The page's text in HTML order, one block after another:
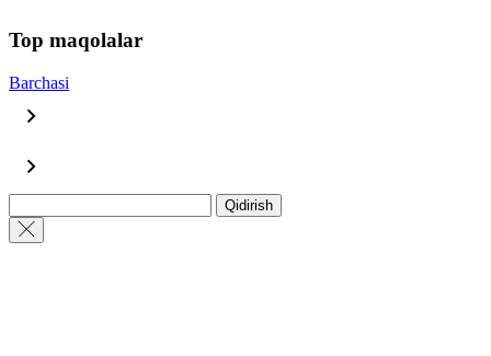
Top maqolalar
Barchasi
Qidirish